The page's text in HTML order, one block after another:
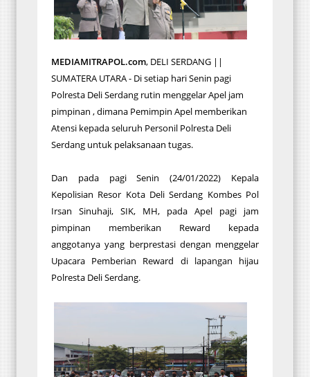
MEDIAMITRAPOL.com, DELI SERDANG ||
SUMATERA UTARA - Di setiap hari Senin pagi
Polresta Deli Serdang rutin menggelar Apel jam
pimpinan , dimana Pemimpin Apel memberikan
Atensi kepada seluruh Personil Polresta Deli
Serdang untuk pelaksanaan tugas.
Dan pada pagi Senin (24/01/2022) Kepala
Kepolisian Resor Kota Deli Serdang Kombes Pol
Irsan Sinuhaji, SIK, MH, pada Apel pagi jam
pimpinan memberikan Reward kepada
anggotanya yang berprestasi dengan menggelar
Upacara Pemberian Reward di lapangan hijau
Polresta Deli Serdang.